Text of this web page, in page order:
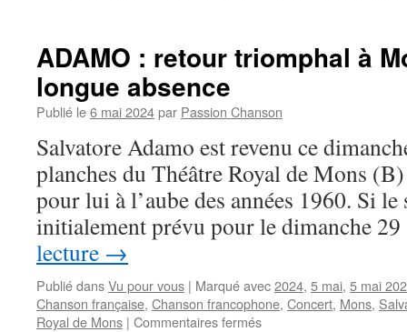
ADAMO : retour triomphal à
longue absence
Publié le6 mai 2024par Passion Chanson
Salvatore Adamo est revenu ce
planches du Théâtre Royal de Mons
pour lui à l’aube des années 1960. Si le
initialement prévu pour le dimanche
lecture →
Publié dansVu pour vous | Marqué avec2024, 5 mai, 5 mai
Chanson française, Chanson francophone, Concert, Mons,
Royal de Mons | Commentaires ferméssur